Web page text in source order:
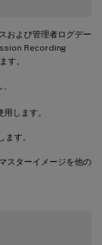
および管理者ログデー
Recording
す。
します。
す。
スターイメージを他の